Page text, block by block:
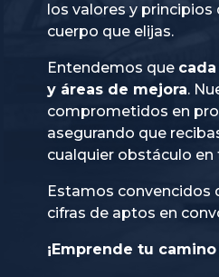
los valores y
cuerpo que elijas.
Entendemos que
y áreas de mejora.
comprometidos en
asegurando que
cualquier obstáculo en
Estamos convencidos
cifras de aptos en
¡Emprende tu